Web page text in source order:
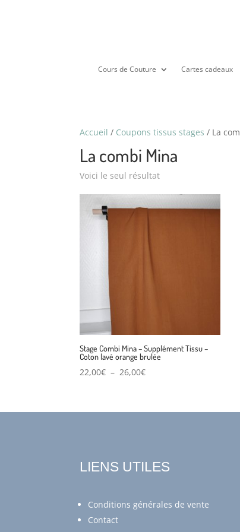
Cours de Couture Cartes cadeaux
Accueil / Coupons tissus stages / La
La combi Mina
Voici le seul résultat
Stage Combi Mina – Supplément Tissu –
Coton lavé orange brulée
22,00€ – 26,00€Plage
22,00€
LIENS UTILES
Conditions générales de vente
Contact